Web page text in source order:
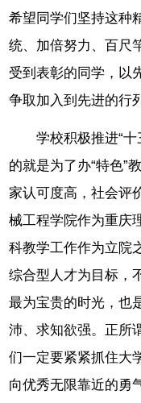
希望同学们坚持这种
统、加倍努力、百尺
受到表彰的同学，以
争取加入到先进的行
学校积极推进“
的就是为了办“特色”
家认可度高，社会评
械工程学院作为重庆
科教学工作作为立院
综合型人才为目标，
最为宝贵的时光，也
沛、求知欲强。正所
们一定要紧紧抓住大
向优秀无限靠近的勇